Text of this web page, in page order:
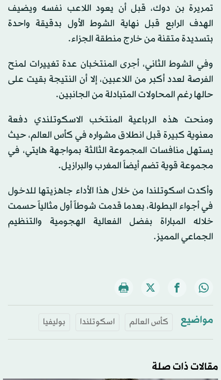
تمريرة بن دوك، قبل أن يعود اللاعب نفسه ويضيف
الهدف الرابع قبل نهاية الشوط الأول بدقيقة واحدة
بتسديدة متقنة من خارج منطقة الجزاء.
وفي الشوط الثاني، أجرى المنتخبان عدة تغييرات لمنح
الفرصة لعدد أكبر من اللاعبين، إلا أن النتيجة بقيت على
حالها رغم المحاولات المتبادلة من الجانبين.
ومنحت هذه الرباعية المنتخب الاسكوتلندي دفعة
معنوية كبيرة قبل انطلاق مشواره في كأس العالم، حيث
يستهل منافسات المجموعة الثالثة بمواجهة هايتي، في
مجموعة قوية تضم أيضاً المغرب والبرازيل.
وأكدت اسكوتلندا من خلال هذا الأداء جاهزيتها للدخول
في أجواء البطولة، بعدما قدمت شوطاً أول مثالياً حسمت
خلاله المباراة بفضل الفعالية الهجومية والتنظيم
الجماعي المميز.
مواضيع كأس العالم اسكوتلندا بوليفيا
مقالات ذات صلة